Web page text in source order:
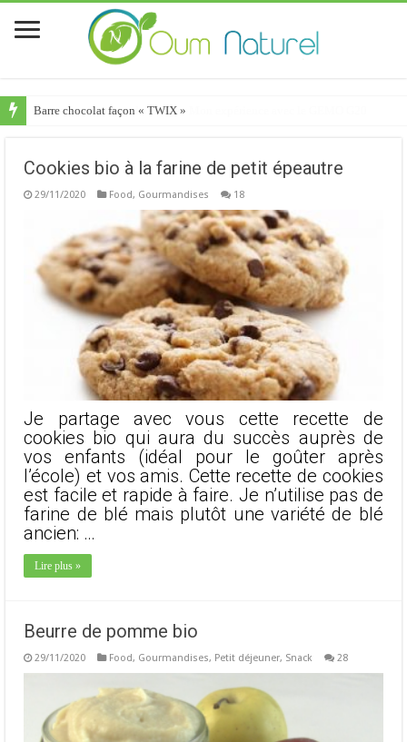
Barre chocolat façon « TWIX »
Cookies bio à la farine de petit épeautre
29/11/2020 Food, Gourmandises 18
Je partage avec vous cette recette de
cookies bio qui aura du succès auprès de
vos enfants (idéal pour le goûter après
l’école) et vos amis. Cette recette de cookies
est facile et rapide à faire. Je n’utilise pas de
farine de blé mais plutôt une variété de blé
ancien: …
Lire plus »
Beurre de pomme bio
29/11/2020 Food, Gourmandises, Petit déjeuner, Snack 28